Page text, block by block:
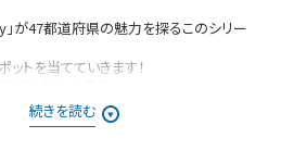
が47都道府県の魅力を探るこのシリー
ットを当てていきます！
続きを読む